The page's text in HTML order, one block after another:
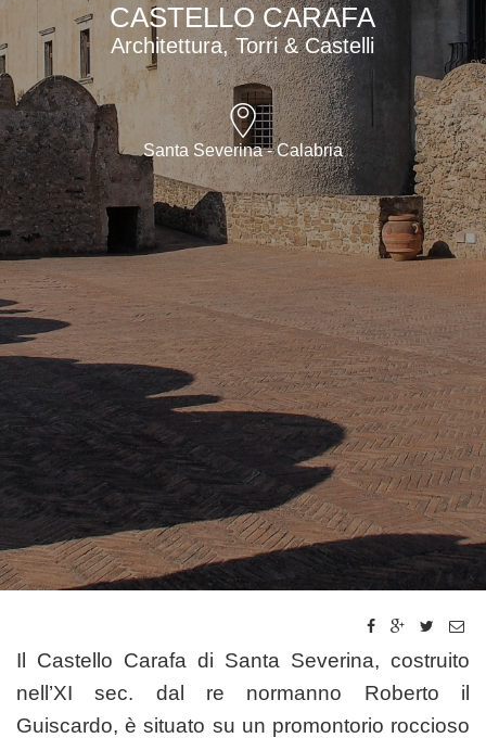
CASTELLO CARAFA
Architettura, Torri & Castelli
Santa Severina - Calabria
Il Castello Carafa di Santa Severina, costruito
nell’XI sec. dal re normanno Roberto il
Guiscardo, è situato su un promontorio roccioso